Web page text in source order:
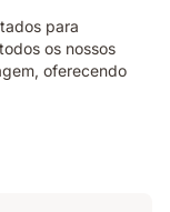
para
os nossos
oferecendo